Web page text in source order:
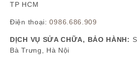
TP HCM
Điện thoại:0986.686.909
DỊCH VỤ SỬA CHỮA, BẢO HÀNH:
Bà Trưng, Hà Nội